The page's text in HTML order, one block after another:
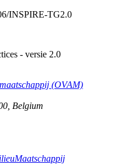
INSPIRE-TG2.0
- versie 2.0
(OVAM)
Belgium